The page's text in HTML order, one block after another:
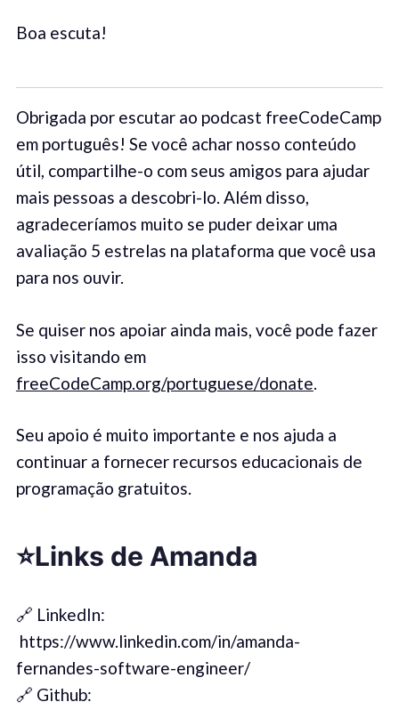
Boa escuta!
Obrigada por escutar ao podcast freeCodeCamp
em português! Se você achar nosso conteúdo
útil, compartilhe-o com seus amigos para ajudar
mais pessoas a descobri-lo. Além disso,
agradeceríamos muito se puder deixar uma
avaliação 5 estrelas na plataforma que você usa
para nos ouvir.
Se quiser nos apoiar ainda mais, você pode fazer
isso visitando em
freeCodeCamp.org/portuguese/donate.
Seu apoio é muito importante e nos ajuda a
continuar a fornecer recursos educacionais de
programação gratuitos.
⭐️Links de Amanda
🔗 LinkedIn:
https://www.linkedin.com/in/amanda-
fernandes-software-engineer/
🔗 Github: